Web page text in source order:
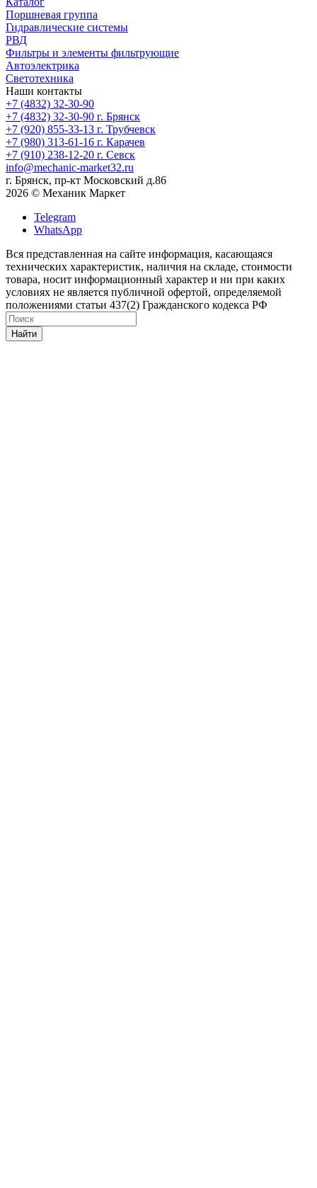
Поршневая группа
Гидравлические системы
РВД
Фильтры и элементы фильтрующие
Автоэлектрика
Светотехника
Наши контакты
+7 (4832) 32-30-90
+7 (4832) 32-30-90 г. Брянск
+7 (920) 855-33-13 г. Трубчевск
+7 (980) 313-61-16 г. Карачев
+7 (910) 238-12-20 г. Севск
info@mechanic-market32.ru
г. Брянск, пр-кт Московский д.86
2026 © Механик Маркет
Telegram
WhatsApp
Вся представленная на сайте информация, касающаяся
технических характеристик, наличия на складе, стоимости
товара, носит информационный характер и ни при каких
условиях не является публичной офертой, определяемой
положениями статьи 437(2) Гражданского кодекса РФ
Найти